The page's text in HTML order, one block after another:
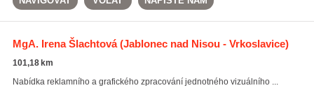
MgA. Irena Šlachtová(Jablonec nad Nisou - Vrkoslavice)
101,18 km
Nabídka reklamního a grafického zpracování jednotného vizuálního ...